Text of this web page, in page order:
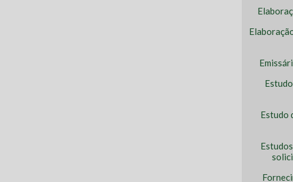
Estudo